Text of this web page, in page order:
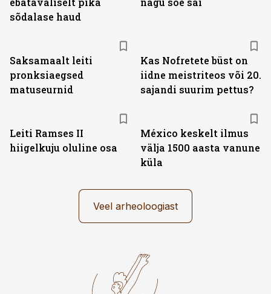
sõdalase haud
Saksamaalt leiti
pronksiaegsed
matuseurnid
Kas Nofretete büst on
iidne meistriteos või 20.
sajandi suurim pettus?
Leiti Ramses II
hiigelkuju oluline osa
México keskelt ilmus
välja 1500 aasta vanune
küla
Veel arheoloogiast